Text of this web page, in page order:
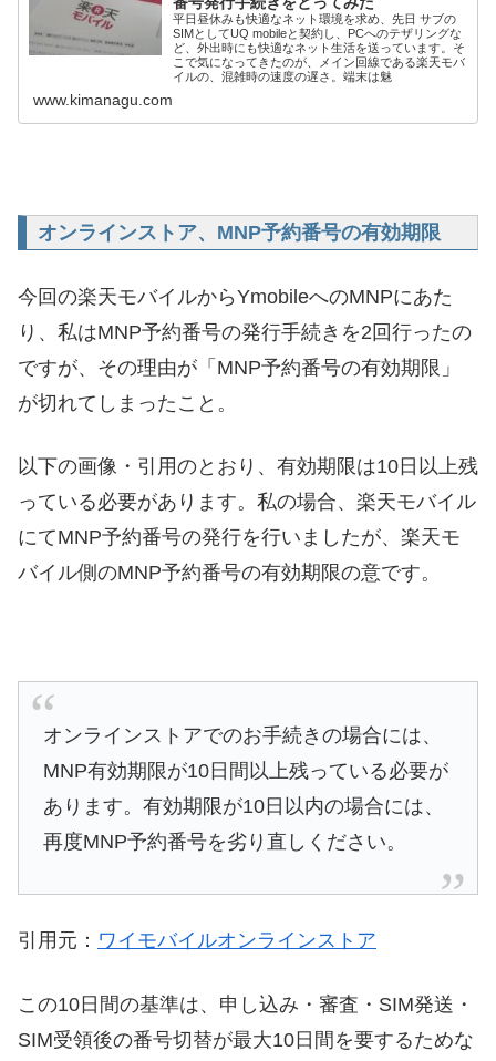
平日昼休みも快適なネット環境を求め、先日 サブの
SIMとしてUQ mobileと契約し、PCへのテザリングな
ど、外出時にも快適なネット生活を送っています。そ
こで気になってきたのが、メイン回線である楽天モバ
イルの、混雑時の速度の遅さ。端末は魅
www.kimanagu.com
オンラインストア、MNP予約番号の有効期限
今回の楽天モバイルからYmobileへのMNPにあた
り、私はMNP予約番号の発行手続きを2回行ったの
ですが、その理由が「MNP予約番号の有効期限」
が切れてしまったこと。
以下の画像・引用のとおり、有効期限は10日以上残
っている必要があります。私の場合、楽天モバイル
にてMNP予約番号の発行を行いましたが、楽天モ
バイル側のMNP予約番号の有効期限の意です。
オンラインストアでのお手続きの場合には、
MNP有効期限が10日間以上残っている必要が
あります。有効期限が10日以内の場合には、
再度MNP予約番号を劣り直しください。
引用元： ワイモバイルオンラインストア
この10日間の基準は、申し込み・審査・SIM発送・
SIM受領後の番号切替が最大10日間を要するためな